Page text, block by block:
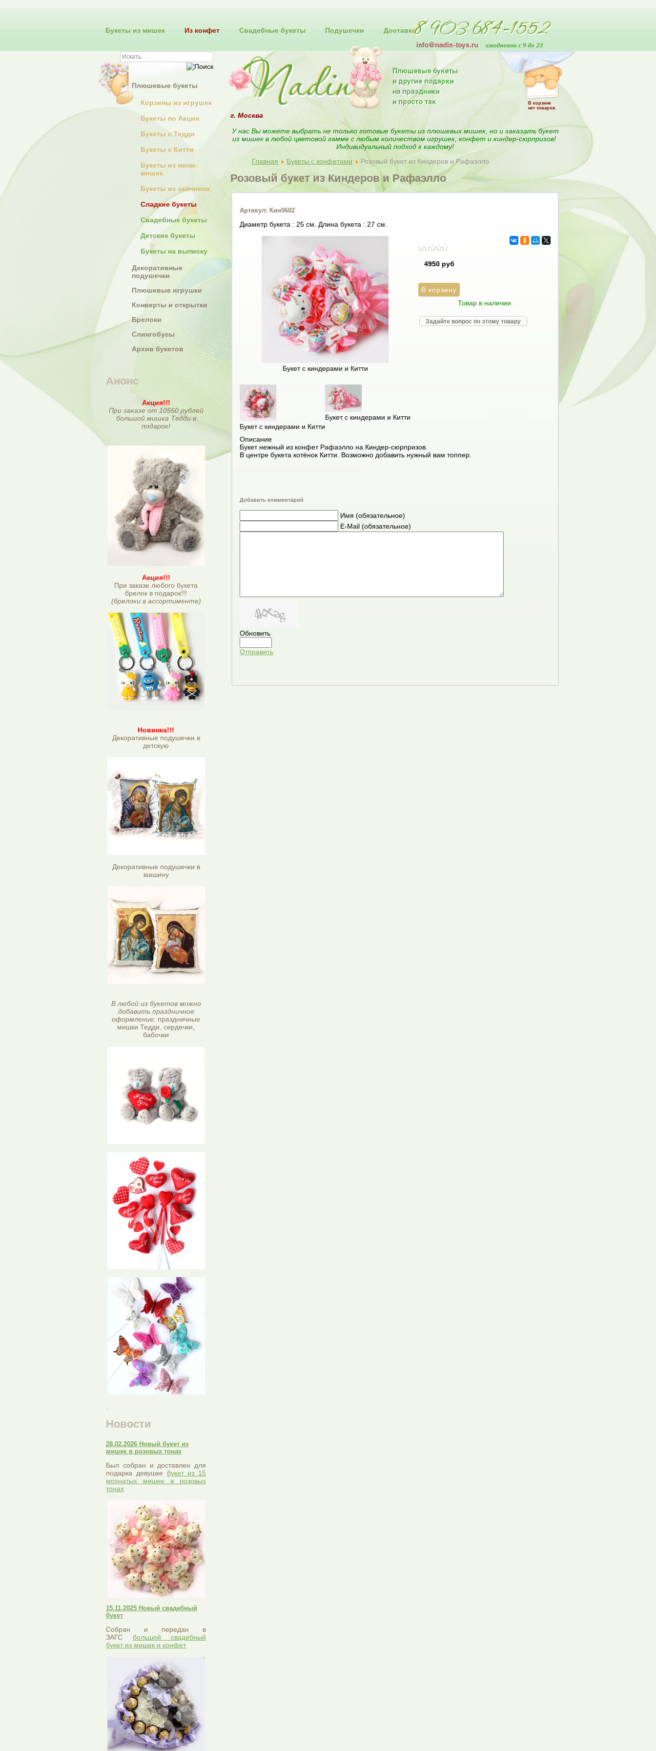
Букеты из мишек Из конфет Свадебные букеты Подушечки Доставка
В корзине
нет товаров
Плюшевые букеты
Корзины из игрушек
Букеты по Акции
Букеты с Тедди
Букеты с Китти
Букеты из мини-
мишек
Букеты из зайчиков
Сладкие букеты
Свадебные букеты
Детские букеты
Букеты на выписку
Декоративные
подушечки
Плюшевые игрушки
Конверты и открытки
Брелоки
Слингобусы
Архив букетов
Анонс
Акция!!!
При заказе от 10550 рублей
большой мишка Тедди в
подарок!
Акция!!!
При заказе любого букета
брелок в подарок!!!
(брелоки в ассортименте)
Новинка!!!
Декоративные подушечки в
детскую
Декоративные подушечки в
машину
В любой из букетов можно
добавить праздничное
оформление: праздничные
мишки Тедди, сердечки,
бабочки
Новости
28.02.2026 Новый букет из
мишек в розовых тонах
Был собран и доставлен для
подарка девушке букет из 15
мохнатых мишек в розовых
тонах
15.11.2025 Новый свадебный
букет
Собран и передан в
ЗАГС большой свадебный
букет из мишек и конфет
г. Москва
У нас Вы можете выбрать не только готовые букеты из плюшевых мишек, но и заказать букет
из мишек в любой цветовой гамме с любым количеством игрушек, конфет и киндер-сюрпризов!
Индивидуальный подход к каждому!
Главная
Букеты с конфетами Розовый букет из Киндеров и Рафаэлло
Розовый букет из Киндеров и Рафаэлло
Артикул: Кин0602
Диаметр букета : 25 см. Длина букета : 27 см.
Букет с киндерами и Китти
4950 руб
Товар в наличии
Задайте вопрос по этому товару
Букет с киндерами и Китти
Букет с киндерами и Китти
Описание
Букет нежный из конфет Рафаэлло на Киндер-сюрпризов.
В центре букета котёнок Китти. Возможно добавить нужный вам топпер.
Добавить комментарий
Имя (обязательное)
E-Mail (обязательное)
Обновить
Отправить